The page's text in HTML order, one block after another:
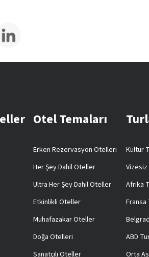
Otel Temaları
Erken Rezervasyon Otelleri
Her Şey Dahil Oteller
Ultra Her Şey Dahil Oteller
Etkinlikli Oteller
Muhafazakar Oteller
Doğa Otelleri
Sanatçılı Oteller
Kültür
Afrika
Fransa
ABD
Orta